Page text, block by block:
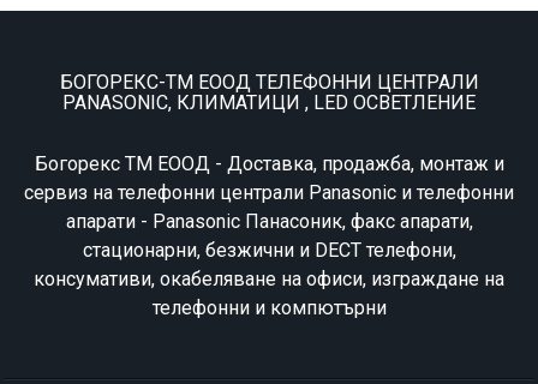
БОГОРЕКС-ТМ ЕООД ТЕЛЕФОННИ ЦЕНТРАЛИ
PANASONIC, КЛИМАТИЦИ , LED ОСВЕТЛЕНИЕ
Богорекс ТМ ЕООД - Доставка, продажба, монтаж и
сервиз на телефонни централи Panasonic и телефонни
апарати - Panasonic Панасоник, факс апарати,
стационарни, безжични и DECT телефони,
консумативи, окабеляване на офиси, изграждане на
телефонни и компютърни